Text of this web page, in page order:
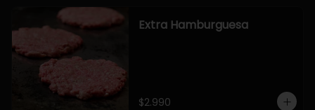
Extra Hamburguesa
$2.990